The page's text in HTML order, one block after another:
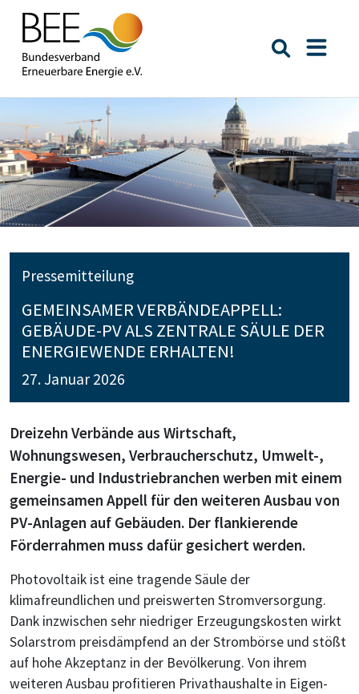
Suche
Pressemitteilung
GEMEINSAMER VERBÄNDEAPPELL:
GEBÄUDE-PV ALS ZENTRALE SÄULE DER
ENERGIEWENDE ERHALTEN!
27. Januar 2026
Dreizehn Verbände aus Wirtschaft,
Wohnungswesen, Verbraucherschutz, Umwelt-,
Energie- und Industriebranchen werben mit einem
gemeinsamen Appell für den weiteren Ausbau von
PV-Anlagen auf Gebäuden. Der flankierende
Förderrahmen muss dafür gesichert werden.
Photovoltaik ist eine tragende Säule der
klimafreundlichen und preiswerten Stromversorgung.
Dank inzwischen sehr niedriger Erzeugungskosten wirkt
Solarstrom preisdämpfend an der Strombörse und stößt
auf hohe Akzeptanz in der Bevölkerung. Von ihrem
weiteren Ausbau profitieren Privathaushalte in Eigen-